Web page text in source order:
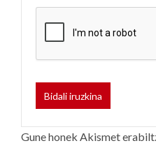
Gune honek Akismet